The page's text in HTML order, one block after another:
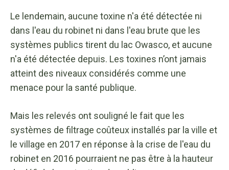
Le lendemain, aucune toxine n'a été détectée ni
dans l'eau du robinet ni dans l'eau brute que les
systèmes publics tirent du lac Owasco, et aucune
n'a été détectée depuis. Les toxines n’ont jamais
atteint des niveaux considérés comme une
menace pour la santé publique.
Mais les relevés ont souligné le fait que les
systèmes de filtrage coûteux installés par la ville et
le village en 2017 en réponse à la crise de l'eau du
robinet en 2016 pourraient ne pas être à la hauteur